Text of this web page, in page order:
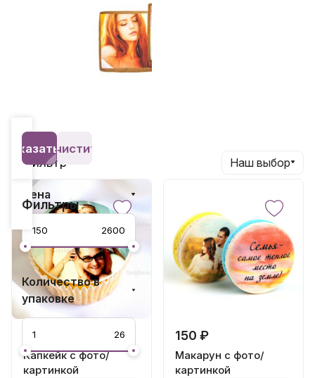
надписями
200 ₽
Капкейк с фото/
картинкой
150 ₽
Макарун с фото/
картинкой
Наш выбор
Фильтр
Фильтры
Цена
Количество в
упаковке
Показать 20
Очистить